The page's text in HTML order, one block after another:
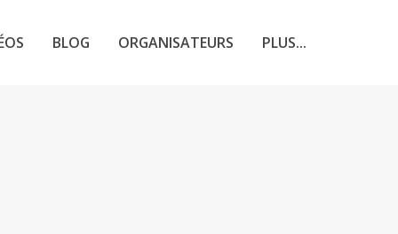
BLOG ORGANISATEURS PLUS...